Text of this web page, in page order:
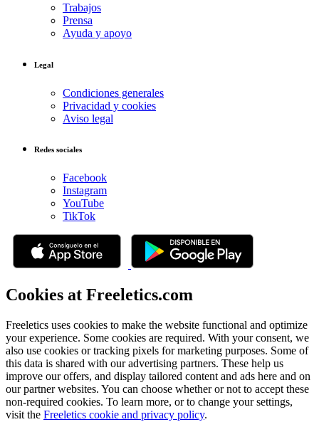
Trabajos
Prensa
Ayuda y apoyo
Legal
Condiciones generales
Privacidad y cookies
Aviso legal
Redes sociales
Facebook
Instagram
YouTube
TikTok
Cookies at Freeletics.com
Freeletics uses cookies to make the website functional and optimize
your experience. Some cookies are required. With your consent, we
also use cookies or tracking pixels for marketing purposes. Some of
this data is shared with our advertising partners. These help us
improve our offers, and display tailored content and ads here and on
our partner websites. You can choose whether or not to accept these
non-required cookies. To learn more, or to change your settings,
visit the Freeletics cookie and privacy policy.